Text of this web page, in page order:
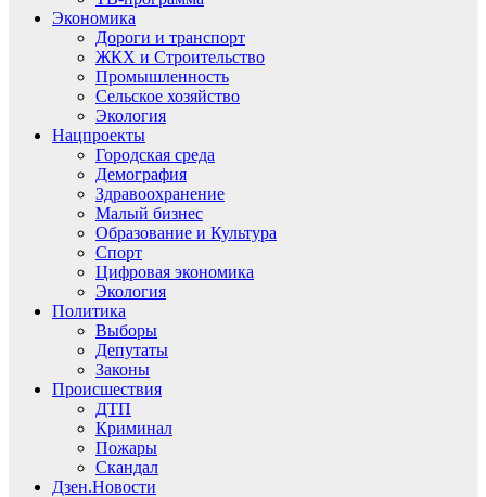
Экономика
Дороги и транспорт
ЖКХ и Строительство
Промышленность
Сельское хозяйство
Экология
Нацпроекты
Городская среда
Демография
Здравоохранение
Малый бизнес
Образование и Культура
Спорт
Цифровая экономика
Экология
Политика
Выборы
Депутаты
Законы
Происшествия
ДТП
Криминал
Пожары
Скандал
Дзен.Новости